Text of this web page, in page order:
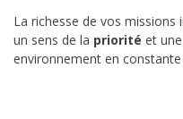
La richesse de vos missions
un sens de la priorité et une
environnement en